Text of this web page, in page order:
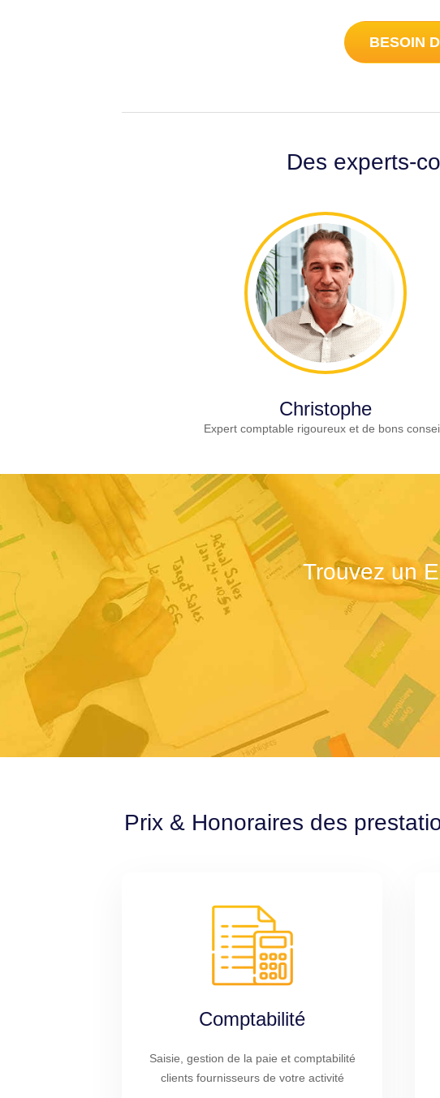
BESOIN
Des experts-
Christophe
Expert comptable rigoureux et de bons
Trouvez un
Prix & Honoraires des
Comptabilité
Saisie, gestion de la paie et comptabilité
clients fournisseurs de votre activité